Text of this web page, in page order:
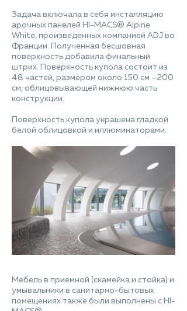
Задача включала в себя инсталляцию
арочных панелей HI-MACS® Alpine
White, произведенных компанией ADJ во
Франции. Полученная бесшовная
поверхность добавила финальный
штрих. Поверхность купола состоит из
48 частей, размером около 150 см - 200
см, облицовывающей нижнюю часть
конструкции.
Поверхность купола украшена гладкой
белой облицовкой и иллюминаторами.
Мебель в приемной (скамейка и стойка) и
умывальники в санитарно-бытовых
помещениях также были выполнены с HI-